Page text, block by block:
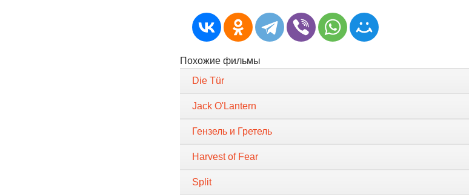
Похожие фильмы
Die Tür
Jack O'Lantern
Гензель и Гретель
Harvest of Fear
Split